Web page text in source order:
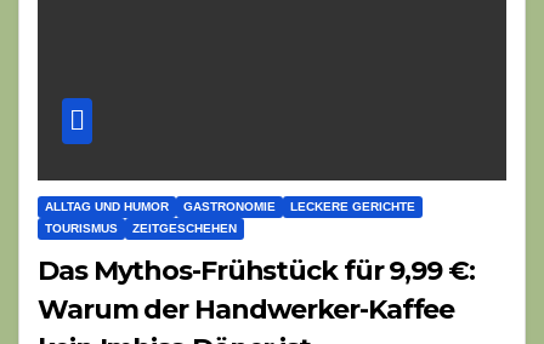
ALLTAG UND HUMOR GASTRONOMIE
LECKERE GERICHTE
TOURISMUS
ZEITGESCHEHEN
Das Mythos-Frühstück für 9,99 €:
Warum der Handwerker-Kaffee